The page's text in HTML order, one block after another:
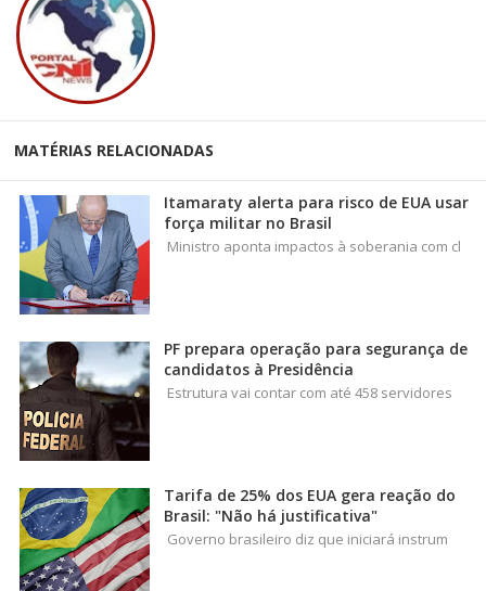
MATÉRIAS RELACIONADAS
Itamaraty alerta para risco de EUA usar
força militar no Brasil
Ministro aponta impactos à soberania com cl
PF prepara operação para segurança de
candidatos à Presidência
Estrutura vai contar com até 458 servidores
Tarifa de 25% dos EUA gera reação do
Brasil: "Não há justificativa"
Governo brasileiro diz que iniciará instrum